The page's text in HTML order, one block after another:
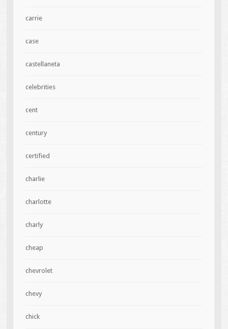
carrie
case
castellaneta
celebrities
cent
century
certified
charlie
charlotte
charly
cheap
chevrolet
chevy
chick